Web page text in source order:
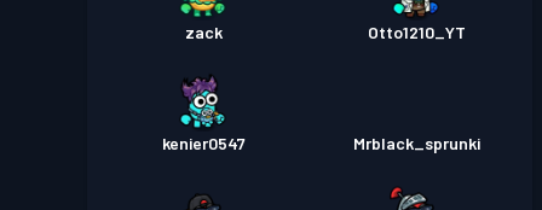
zack Otto1210_YT
kenier0547 Mrblack_sprunki